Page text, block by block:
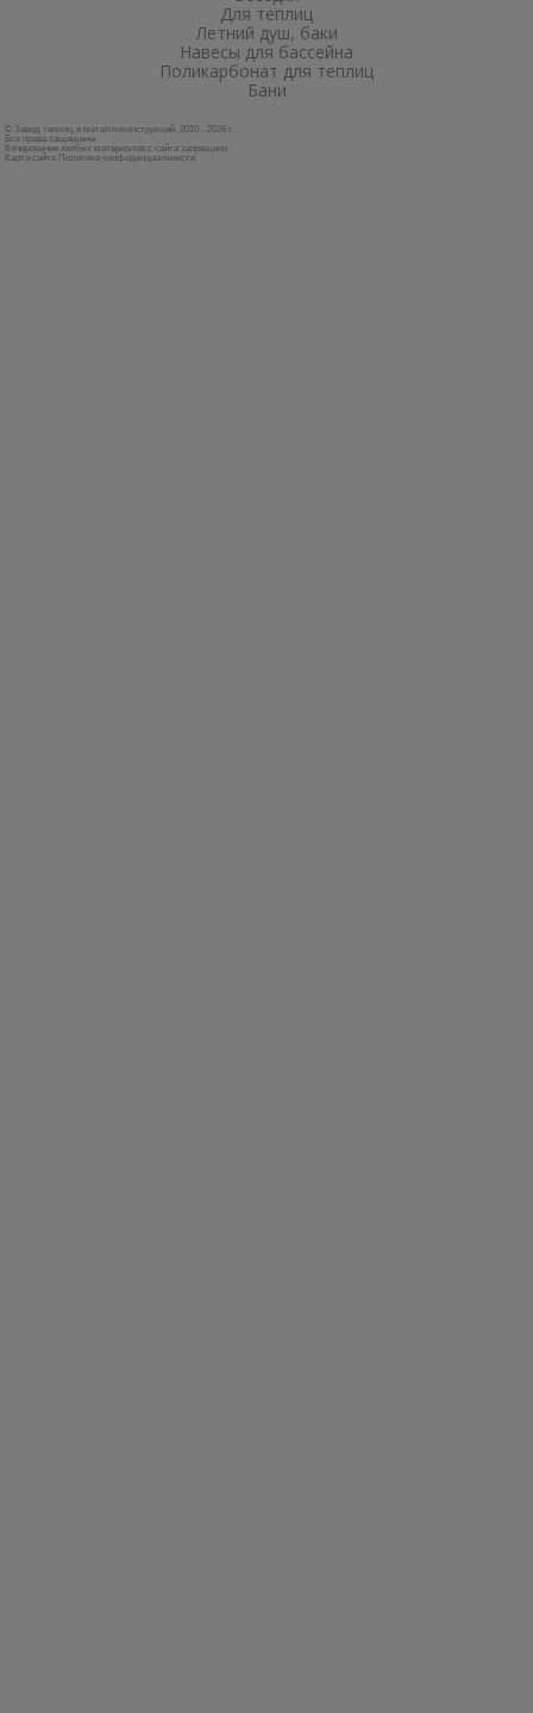
Для теплиц
Летний душ, баки
Навесы для бассейна
Поликарбонат для теплиц
Бани
© Завод теплиц и металлоконструкций, 2010 - 2026 г.
Все права защищены.
Копирование любых материалов с сайта запрещено.
Карта сайта Политика конфиденциальности.